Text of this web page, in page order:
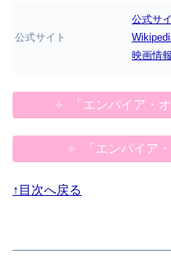
公式サイト
公式サ
映画情報
「エンパイア・
「エンパイア
↑目次へ戻る